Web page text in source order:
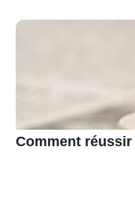
Comment réussir